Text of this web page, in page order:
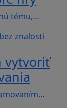
tému,…
vytvoriť